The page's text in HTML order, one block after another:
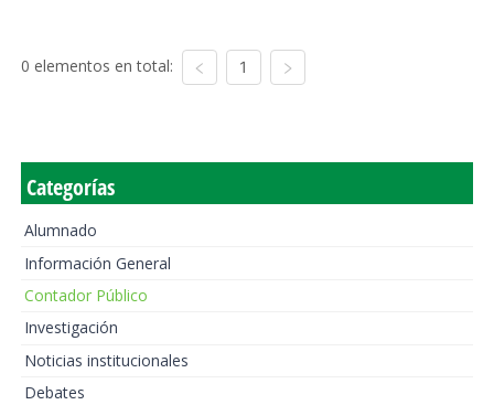
0 elementos en total: 1
Categorías
Alumnado
Información General
Contador Público
Investigación
Noticias institucionales
Debates